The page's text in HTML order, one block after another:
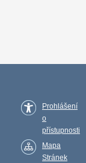
Prohlášení
o
přístupnosti
Mapa
Stránek